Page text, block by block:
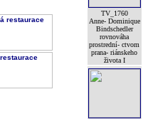
TV_1760
Anne- Dominique
Bindschedler
rovnováha
prostrední- ctvom
prana- riánskeho
života I